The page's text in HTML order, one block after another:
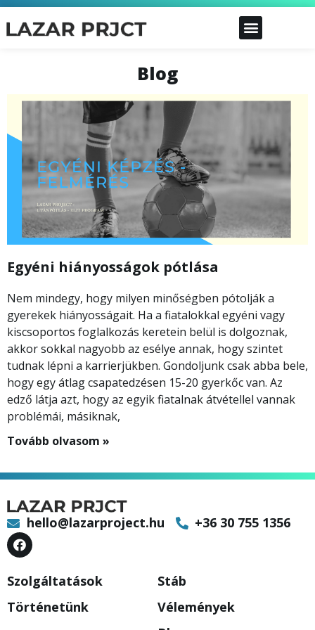
Blog
Egyéni hiányosságok pótlása
Nem mindegy, hogy milyen minőségben pótolják a
gyerekek hiányosságait. Ha a fiatalokkal egyéni vagy
kiscsoportos foglalkozás keretein belül is dolgoznak,
akkor sokkal nagyobb az esélye annak, hogy szintet
tudnak lépni a karrierjükben. Gondoljunk csak abba bele,
hogy egy átlag csapatedzésen 15-20 gyerkőc van. Az
edző látja azt, hogy az egyik fiatalnak átvétellel vannak
problémái, másiknak,
Tovább olvasom »
hello@lazarproject.hu +36 30 755 1356
Szolgáltatások
Történetünk
Stáb
Vélemények